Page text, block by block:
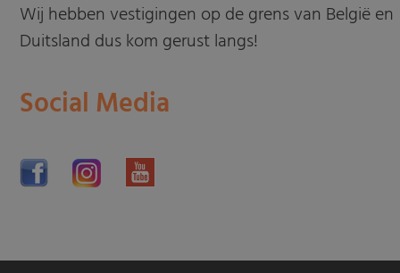
Wij hebben vestigingen op de grens van België en
Duitsland dus kom gerust langs!
Social Media